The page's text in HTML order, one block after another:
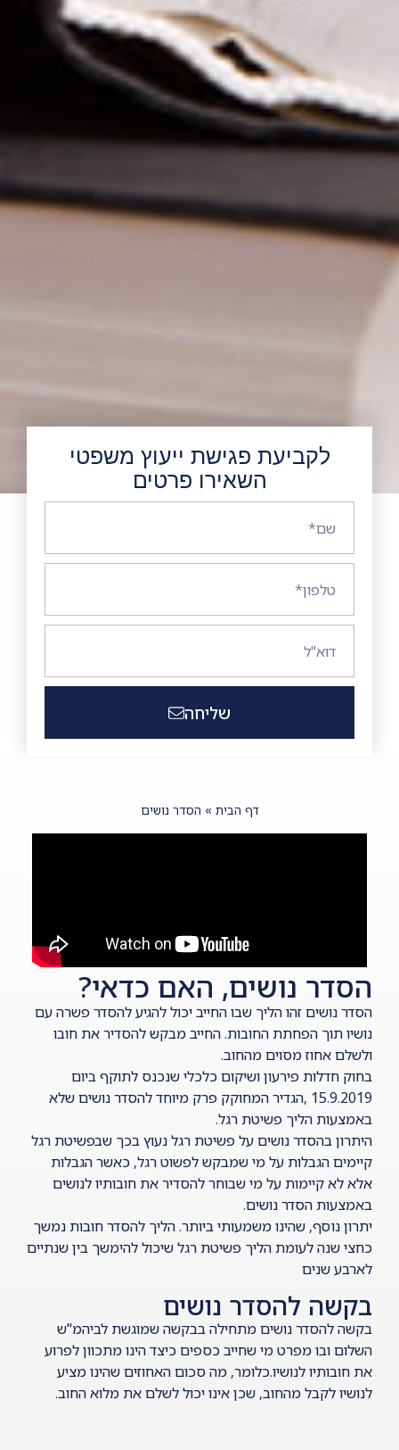
לקביעת פגישת ייעוץ משפטי
השאירו פרטים
שליחה
דף הבית » הסדר נושים
הסדר נושים, האם כדאי?
הסדר נושים זהו הליך שבו החייב יכול להגיע להסדר פשרה עם
נושיו תוך הפחתת החובות. החייב מבקש להסדיר את חובו
ולשלם אחוז מסוים מהחוב.
בחוק חדלות פירעוןושיקום כלכלי שנכנס לתוקף ביום
15.9.2019 ,הגדיר המחוקק פרק מיוחד להסדר נושים שלא
באמצעות הליך פשיטת רגל.
היתרון בהסדר נושים על פשיטת רגל נעוץ בכך שבפשיטת רגל
קיימים הגבלות על מי שמבקש לפשוט רגל, כאשר הגבלות
אלא לא קיימות על מי שבוחר להסדיר את חובותיו לנושים
באמצעות הסדר נושים.
יתרון נוסף, שהינו משמעותי ביותר. הליך להסדר חובות נמשך
כחצי שנה לעומת הליך פשיטת רגל שיכול להימשך בין שנתיים
לארבע שנים
בקשה להסדר נושים
בקשה להסדר נושים מתחילה בבקשה שמוגשת לביהמ"ש
השלום ובו מפרט מי שחייב כספים כיצד הינו מתכוון לפרוע
את חובותיו לנושיו.כלומר, מה סכום האחוזים שהינו מציע
לנושיו לקבל מהחוב, שכן אינו יכול לשלם את מלוא החוב.